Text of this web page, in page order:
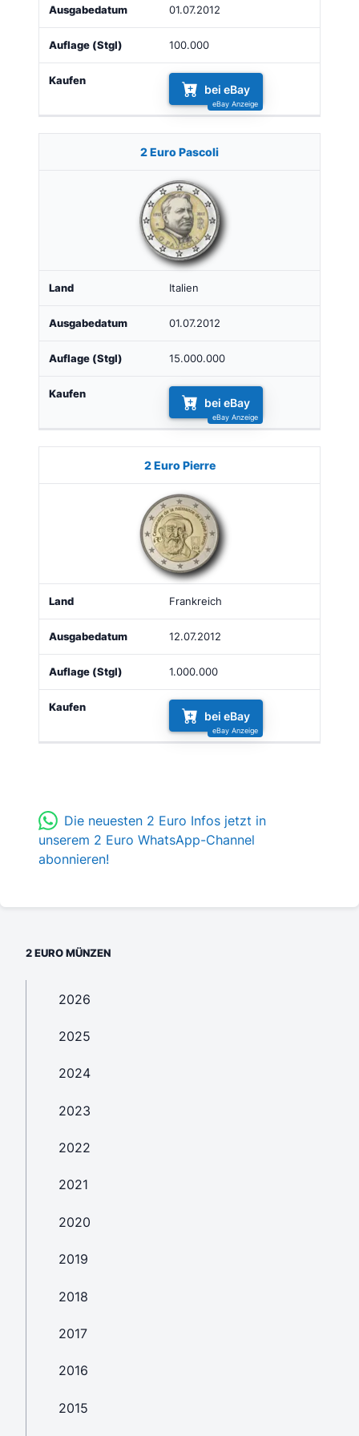
01.07.2012
100.000
bei eBay
2 Euro Pascoli
Italien
01.07.2012
15.000.000
bei eBay
2 Euro Pierre
Frankreich
12.07.2012
1.000.000
bei eBay
Die neuesten 2 Euro Infos jetzt in
unserem 2 Euro WhatsApp-Channel
abonnieren!
2 EURO MÜNZEN
2026
2025
2024
2023
2022
2021
2020
2019
2018
2017
2016
2015